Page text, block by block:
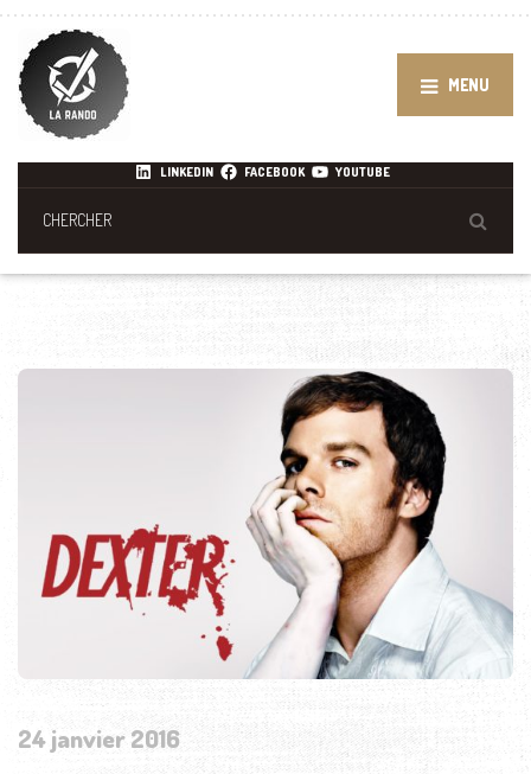
MENU
LINKEDIN FACEBOOK YOUTUBE
24 janvier 2016